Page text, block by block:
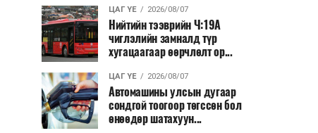
ЦАГ ҮЕ 2026/08/07
Нийтийн тээврийн Ч:19А
чиглэлийн замналд түр
хугацаагаар өөрчлөлт ор...
ЦАГ ҮЕ 2026/08/07
Автомашины улсын дугаар
сондгой тоогоор төгссөн бол
өнөөдөр шатахуун...